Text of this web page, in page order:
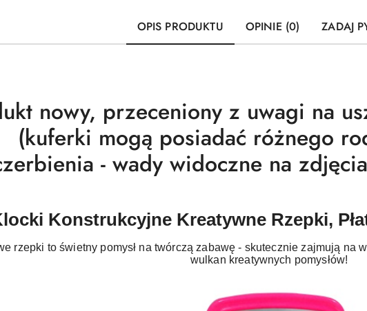
OPIS PRODUKTU OPINIE (0) ZADAJ
nowy, przeceniony z uwagi na
(kuferki mogą posiadać różnego
- wady widoczne na
Konstrukcyjne Kreatywne Rzepki,
rzepki to świetny pomysł na twórczą zabawę - skutecznie zajmują na
wulkan kreatywnych pomysłów!